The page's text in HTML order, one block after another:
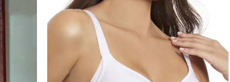
original
era:
25,90 €.
actual
es:
23,50 €.